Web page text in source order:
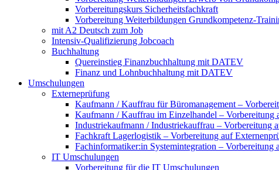
Vorbereitungskurs Sicherheitsfachkraft
Vorbereitung Weiterbildungen Grundkompetenz-
mit A2 Deutsch zum Job
Intensiv-Qualifizierung Jobcoach
Buchhaltung
Quereinstieg Finanzbuchhaltung mit DATEV
Finanz und Lohnbuchhaltung mit DATEV
Umschulungen
Externeprüfung
Kaufmann / Kauffrau für Büromanagement –
Kaufmann / Kauffrau im Einzelhandel –
Industriekaufmann / Industriekauffrau –
Fachkraft Lagerlogistik – Vorbereitung auf
Fachinformatiker:in Systemintegration –
IT Umschulungen
Vorbereitung für die IT Umschulungen